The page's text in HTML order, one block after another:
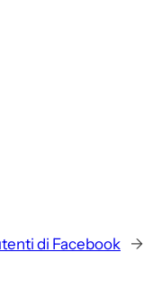
di Facebook →